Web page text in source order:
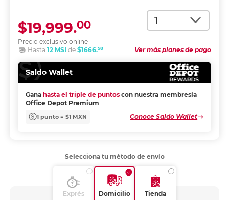
Cantidad
Precio exclusivo online
$19,999.00
Ver más planes de pago
Hasta 12 MSI de $1666.58
Saldo Wallet
Gana hasta el triple de puntos con nuestra membresía
Office Depot Premium
1 punto = $1 MXN Conoce Saldo Wallet
Selecciona tu método de envío
Exprés Domicilio Tienda